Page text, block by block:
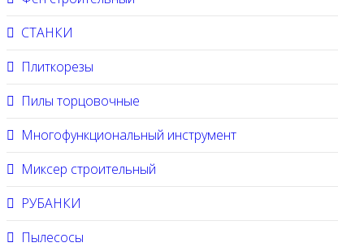
СТАНКИ
Плиткорезы
Пилы торцовочные
Многофункциональный инструмент
Миксер строительный
РУБАНКИ
Пылесосы